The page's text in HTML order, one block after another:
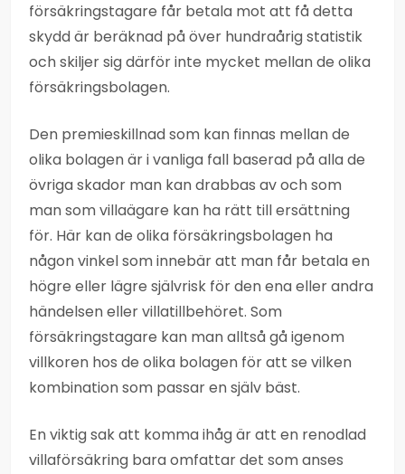
försäkringstagare får betala mot att få detta
skydd är beräknad på över hundraårig statistik
och skiljer sig därför inte mycket mellan de olika
försäkringsbolagen.
Den premieskillnad som kan finnas mellan de
olika bolagen är i vanliga fall baserad på alla de
övriga skador man kan drabbas av och som
man som villaägare kan ha rätt till ersättning
för. Här kan de olika försäkringsbolagen ha
någon vinkel som innebär att man får betala en
högre eller lägre självrisk för den ena eller andra
händelsen eller villatillbehöret. Som
försäkringstagare kan man alltså gå igenom
villkoren hos de olika bolagen för att se vilken
kombination som passar en själv bäst.
En viktig sak att komma ihåg är att en renodlad
villaförsäkring bara omfattar det som anses